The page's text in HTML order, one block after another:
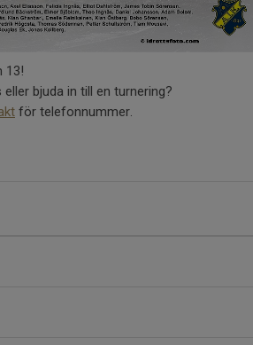
13!
bjuda in till en turnering?
för telefonnummer.